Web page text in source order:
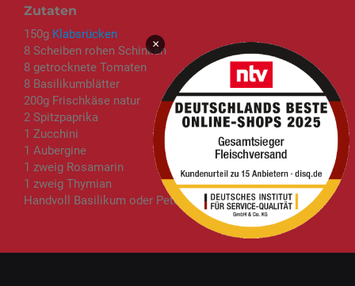
Zutaten
150g Klabsrücken
8 Scheiben rohen Schinken
8 getrocknete Tomaten
8 Basilikumblätter
200g Frischkäse natur
2 Spitzpaprika
1 Zucchini
1 Aubergine
1 zweig Rosamarin
1 zweig Thymian
Handvoll Basilikum oder Petersilie
×